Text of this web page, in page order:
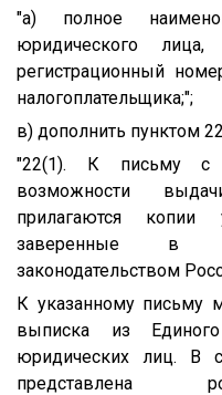
"а) полное
юридического лица,
регистрационный
налогоплательщика;";
в) дополнить пунктом
"22(1). К письму с
возможности
прилагаются копии
заверенные в
законодательством
К указанному письму
выписка из Единого
юридических лиц. В
представлена